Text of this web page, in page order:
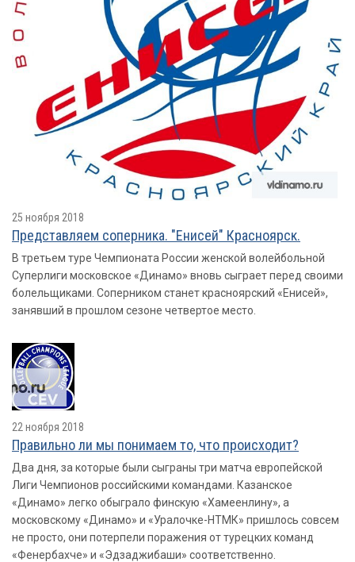
25 ноября 2018
Представляем соперника. "Енисей" Красноярск.
В третьем туре Чемпионата России женской волейбольной
Суперлиги московское «Динамо» вновь сыграет перед своими
болельщиками. Соперником станет красноярский «Енисей»,
занявший в прошлом сезоне четвертое место.
22 ноября 2018
Правильно ли мы понимаем то, что происходит?
Два дня, за которые были сыграны три матча европейской
Лиги Чемпионов российскими командами. Казанское
«Динамо» легко обыграло финскую «Хамеенлину», а
московскому «Динамо» и «Уралочке-НТМК» пришлось совсем
не просто, они потерпели поражения от турецких команд
«Фенербахче» и «Эдзаджибаши» соответственно.